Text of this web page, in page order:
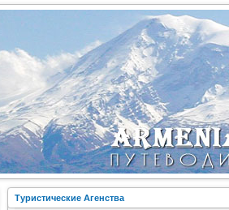
Туристические Агенства